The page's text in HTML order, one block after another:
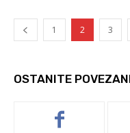
1 2 3
OSTANITE